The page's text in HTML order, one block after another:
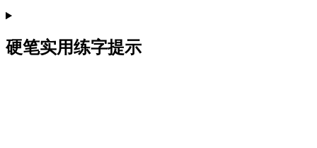
硬笔实用练字提示